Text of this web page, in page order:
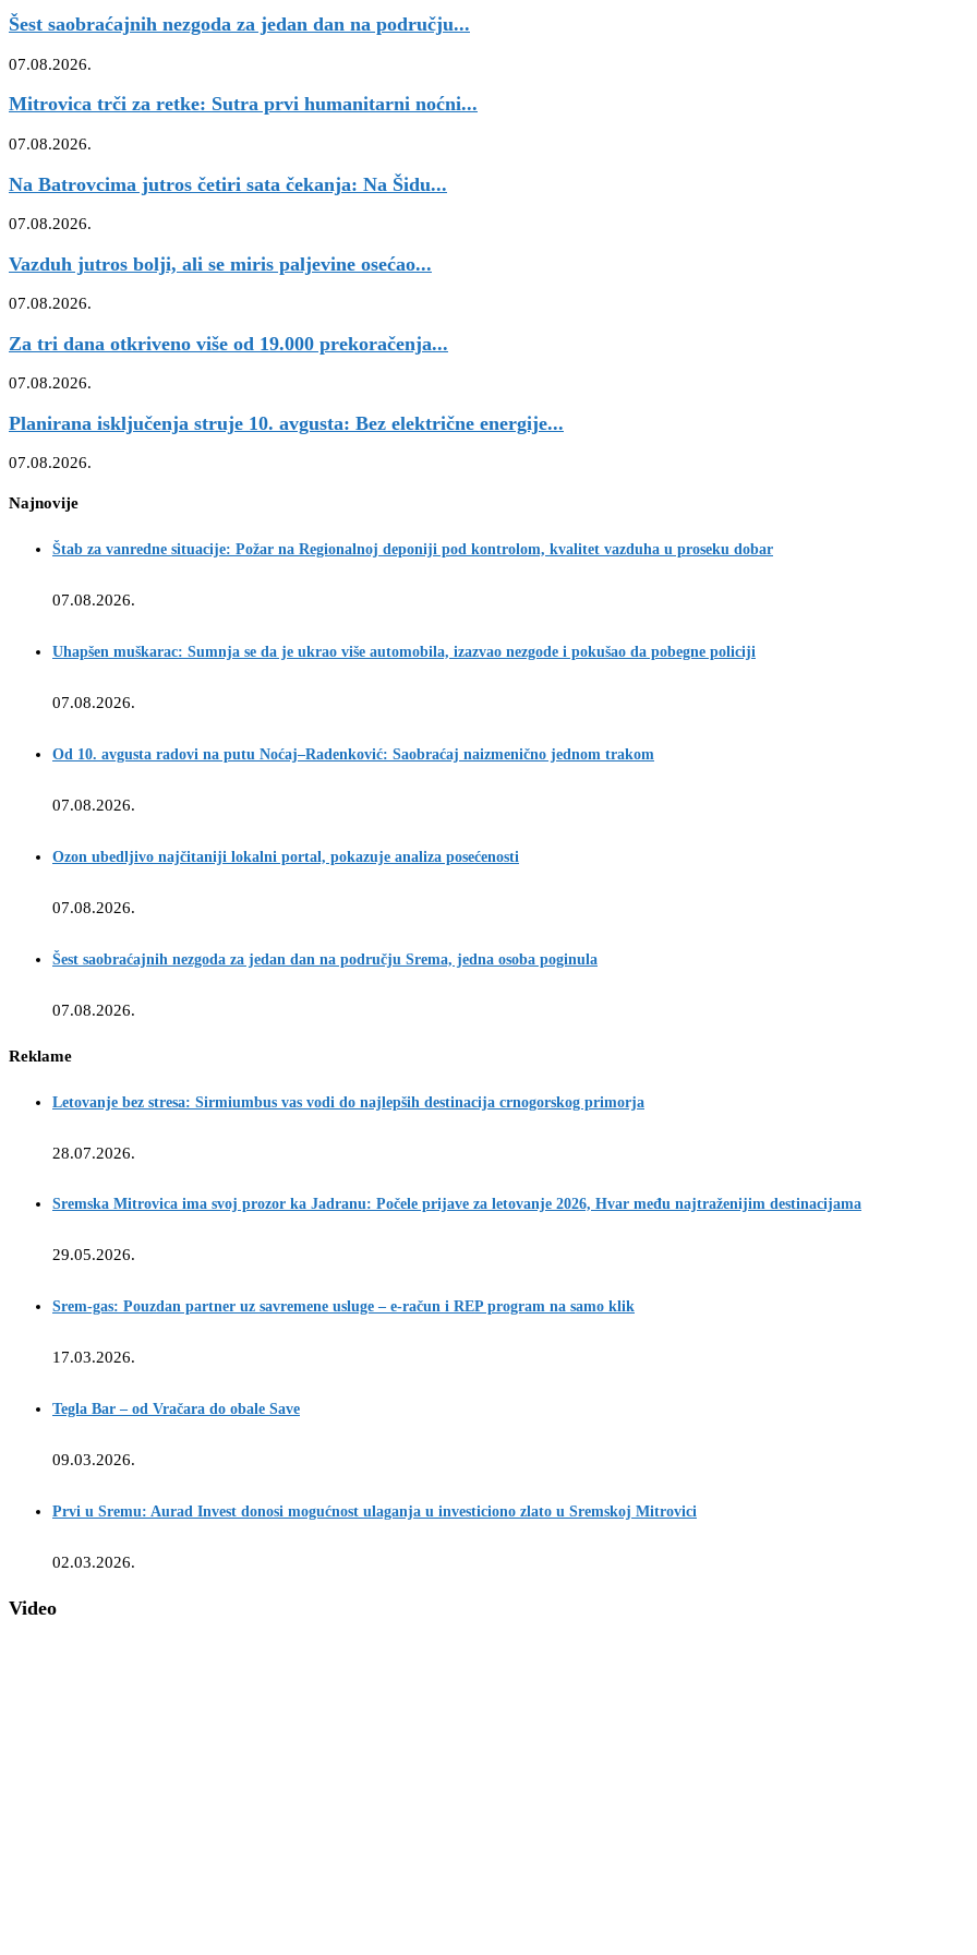
Šest saobraćajnih nezgoda za jedan dan na području...
07.08.2026.
Mitrovica trči za retke: Sutra prvi humanitarni noćni...
07.08.2026.
Na Batrovcima jutros četiri sata čekanja: Na Šidu...
07.08.2026.
Vazduh jutros bolji, ali se miris paljevine osećao...
07.08.2026.
Za tri dana otkriveno više od 19.000 prekoračenja...
07.08.2026.
Planirana isključenja struje 10. avgusta: Bez električne energije...
07.08.2026.
Najnovije
Štab za vanredne situacije: Požar na Regionalnoj deponiji pod kontrolom, kvalitet vazduha u proseku dobar
07.08.2026.
Uhapšen muškarac: Sumnja se da je ukrao više automobila, izazvao nezgode i pokušao da pobegne policiji
07.08.2026.
Od 10. avgusta radovi na putu Noćaj–Radenković: Saobraćaj naizmenično jednom trakom
07.08.2026.
Ozon ubedljivo najčitaniji lokalni portal, pokazuje analiza posećenosti
07.08.2026.
Šest saobraćajnih nezgoda za jedan dan na području Srema, jedna osoba poginula
07.08.2026.
Reklame
Letovanje bez stresa: Sirmiumbus vas vodi do najlepših destinacija crnogorskog primorja
28.07.2026.
Sremska Mitrovica ima svoj prozor ka Jadranu: Počele prijave za letovanje 2026, Hvar među najtraženijim destinacijama
29.05.2026.
Srem-gas: Pouzdan partner uz savremene usluge – e-račun i REP program na samo klik
17.03.2026.
Tegla Bar – od Vračara do obale Save
09.03.2026.
Prvi u Sremu: Aurad Invest donosi mogućnost ulaganja u investiciono zlato u Sremskoj Mitrovici
02.03.2026.
Video